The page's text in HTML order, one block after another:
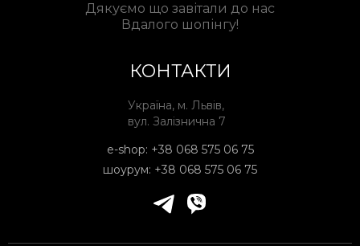
Дякуємо що завітали до нас
Вдалого шопінгу!
КОНТАКТИ
Україна, м. Львів,
вул. Залізнична 7
e-shop: +38 068 575 06 75
шоурум: +38 068 575 06 75